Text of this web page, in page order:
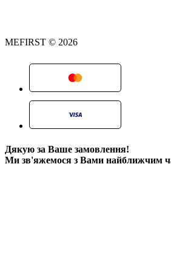
MEFIRST © 2026
Дякую за Ваше замовлення!
Ми зв'яжемося з Вами найближчим